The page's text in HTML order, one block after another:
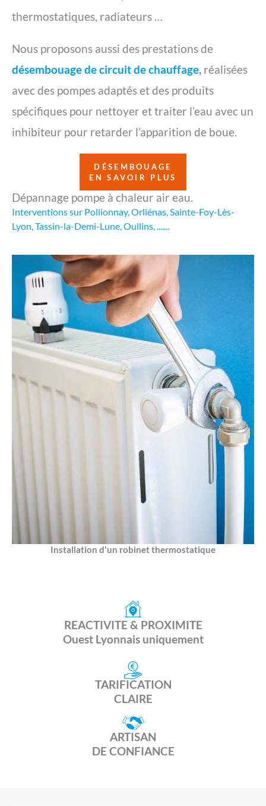
thermostatiques, radiateurs …
Nous proposons aussi des prestations de
désembouage de circuit de chauffage, réalisées
avec des pompes adaptés et des produits
spécifiques pour nettoyer et traiter l’eau avec un
inhibiteur pour retarder l’apparition de boue.
DÉSEMBOUAGE
EN SAVOIR PLUS
Dépannage pompe à chaleur air eau.
Interventions sur Pollionnay, Orliénas, Sainte-Foy-Lès-
Lyon, Tassin-la-Demi-Lune, Oullins, .......
Installation d'un robinet thermostatique
REACTIVITE & PROXIMITE
Ouest Lyonnais uniquement
TARIFICATION
CLAIRE
ARTISAN
DE CONFIANCE